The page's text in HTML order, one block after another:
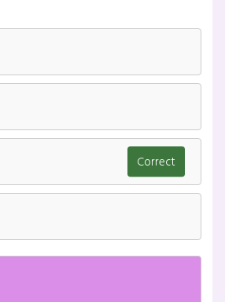
Correct